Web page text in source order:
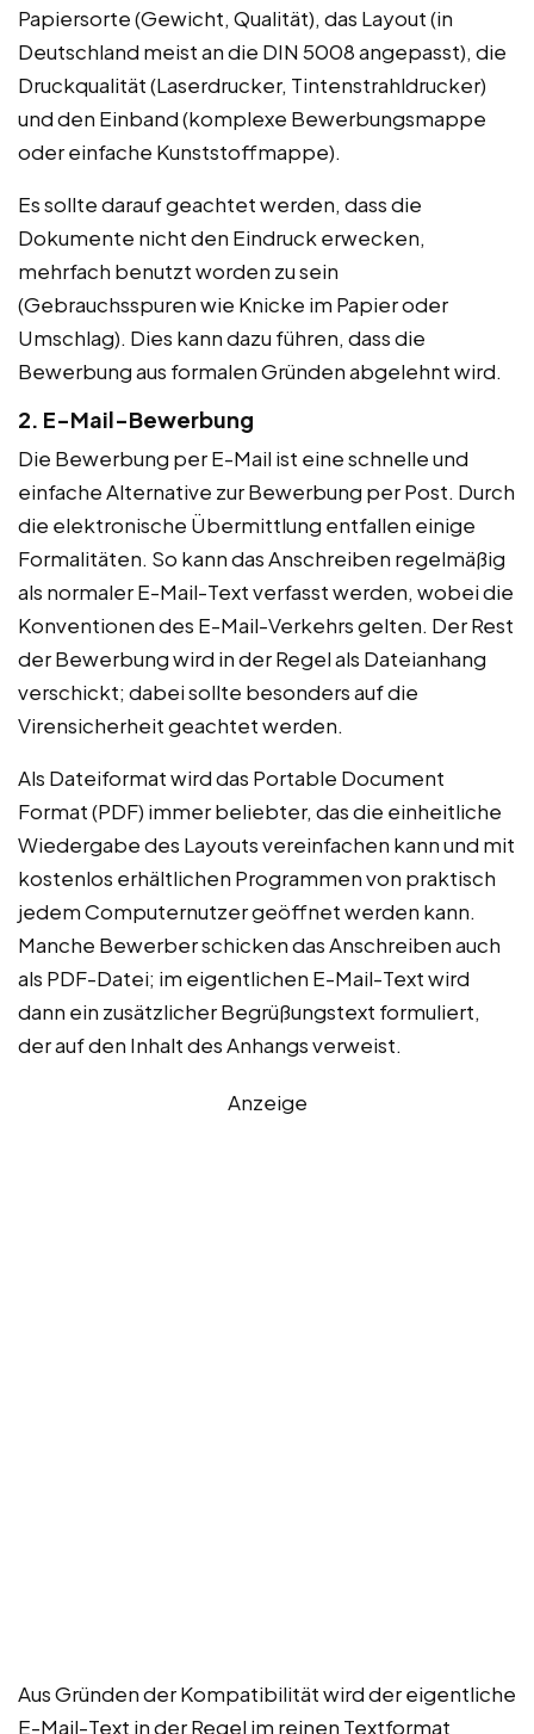
Papiersorte (Gewicht, Qualität), das Layout (in
Deutschland meist an die DIN 5008 angepasst), die
Druckqualität (Laserdrucker, Tintenstrahldrucker)
und den Einband (komplexe Bewerbungsmappe
oder einfache Kunststoffmappe).
Es sollte darauf geachtet werden, dass die
Dokumente nicht den Eindruck erwecken,
mehrfach benutzt worden zu sein
(Gebrauchsspuren wie Knicke im Papier oder
Umschlag). Dies kann dazu führen, dass die
Bewerbung aus formalen Gründen abgelehnt wird.
2. E-Mail-Bewerbung
Die Bewerbung per E-Mail ist eine schnelle und
einfache Alternative zur Bewerbung per Post. Durch
die elektronische Übermittlung entfallen einige
Formalitäten. So kann das Anschreiben regelmäßig
als normaler E-Mail-Text verfasst werden, wobei die
Konventionen des E-Mail-Verkehrs gelten. Der Rest
der Bewerbung wird in der Regel als Dateianhang
verschickt; dabei sollte besonders auf die
Virensicherheit geachtet werden.
Als Dateiformat wird das Portable Document
Format (PDF) immer beliebter, das die einheitliche
Wiedergabe des Layouts vereinfachen kann und mit
kostenlos erhältlichen Programmen von praktisch
jedem Computernutzer geöffnet werden kann.
Manche Bewerber schicken das Anschreiben auch
als PDF-Datei; im eigentlichen E-Mail-Text wird
dann ein zusätzlicher Begrüßungstext formuliert,
der auf den Inhalt des Anhangs verweist.
Anzeige
Aus Gründen der Kompatibilität wird der eigentliche
E-Mail-Text in der Regel im reinen Textformat